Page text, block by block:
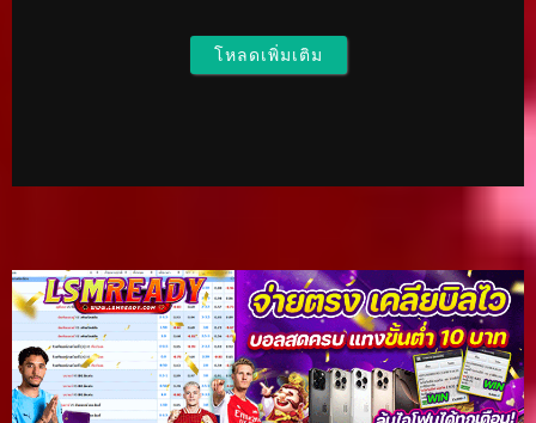
โหลดเพิ่มเติม